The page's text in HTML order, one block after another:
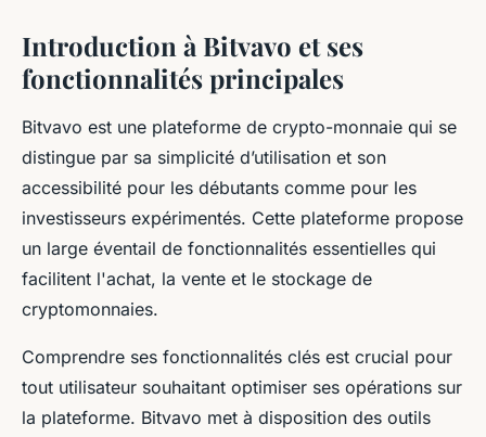
Introduction à Bitvavo et ses
fonctionnalités principales
Bitvavo est une plateforme de crypto-monnaie qui se
distingue par sa simplicité d’utilisation et son
accessibilité pour les débutants comme pour les
investisseurs expérimentés. Cette plateforme propose
un large éventail de fonctionnalités essentielles qui
facilitent l'achat, la vente et le stockage de
cryptomonnaies.
Comprendre ses fonctionnalités clés est crucial pour
tout utilisateur souhaitant optimiser ses opérations sur
la plateforme. Bitvavo met à disposition des outils